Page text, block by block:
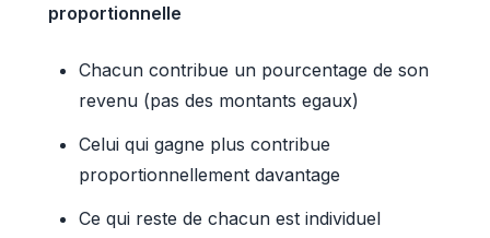
proportionnelle
Chacun contribue un pourcentage de son
revenu (pas des montants egaux)
Celui qui gagne plus contribue
proportionnellement davantage
Ce qui reste de chacun est individuel